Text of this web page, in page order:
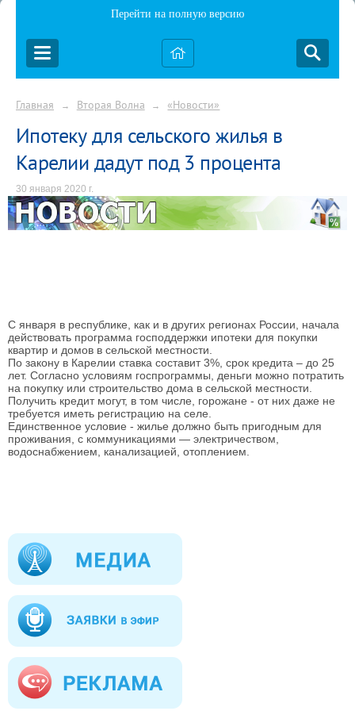
Перейти на полную версию
Главная → Вторая Волна → «Новости»
Ипотеку для сельского жилья в
Карелии дадут под 3 процента
30 января 2020 г.
С января в республике, как и в других регионах России, начала
действовать программа господдержки ипотеки для покупки
квартир и домов в сельской местности.
По закону в Карелии ставка составит 3%, срок кредита – до 25
лет. Согласно условиям госпрограммы, деньги можно потратить
на покупку или строительство дома в сельской местности.
Получить кредит могут, в том числе, горожане - от них даже не
требуется иметь регистрацию на селе.
Единственное условие - жилье должно быть пригодным для
проживания, с коммуникациями — электричеством,
водоснабжением, канализацией, отоплением.